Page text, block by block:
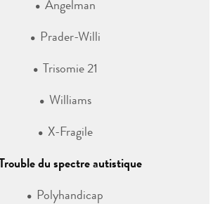
Angelman
Prader-Willi
Trisomie 21
Williams
X-Fragile
Trouble du spectre autistique
Polyhandicap